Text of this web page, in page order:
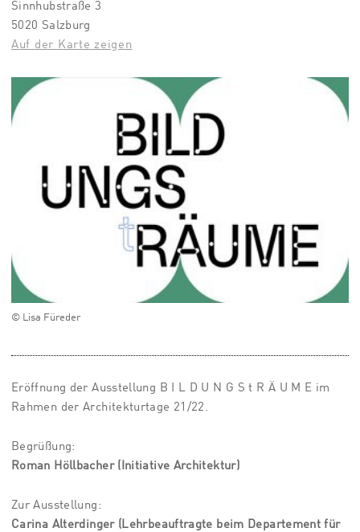
Sinnhubstraße 3
5020 Salzburg
Auf der Karte zeigen
© Lisa Füreder
Eröffnung der Ausstellung B I L D U N G S t R Ä U M E im
Rahmen der Architekturtage 21/22.
Begrüßung:
Roman Höllbacher (Initiative Architektur)
Zur Ausstellung:
Carina Alterdinger (Lehrbeauftragte beim Departement für